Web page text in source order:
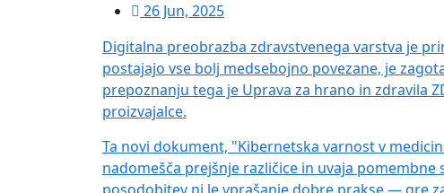
26 Jun, 2025
Digitalna preobrazba zdravstvenega varstva je
postajajo vse bolj medsebojno povezane, je
prepoznanju tega je Uprava za hrano in zdravila
proizvajalce.
Ta novi dokument, "Kibernetska varnost v
nadomešča prejšnje različice in uvaja